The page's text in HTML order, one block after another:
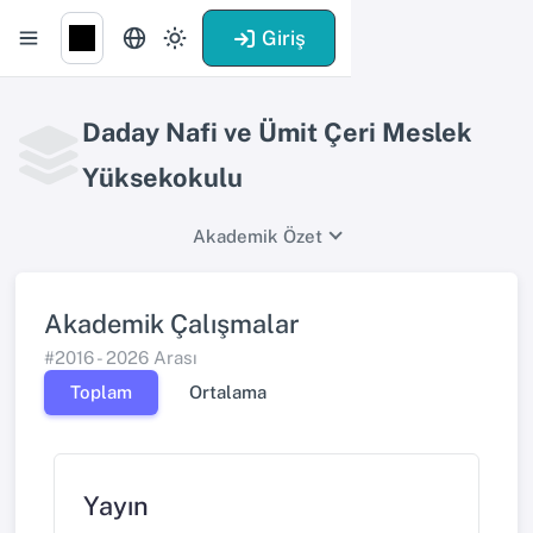
Giriş
Daday Nafi ve Ümit Çeri Meslek
Yüksekokulu
Akademik Özet
Akademik Çalışmalar
#2016 - 2026 Arası
Toplam
Ortalama
Yayın